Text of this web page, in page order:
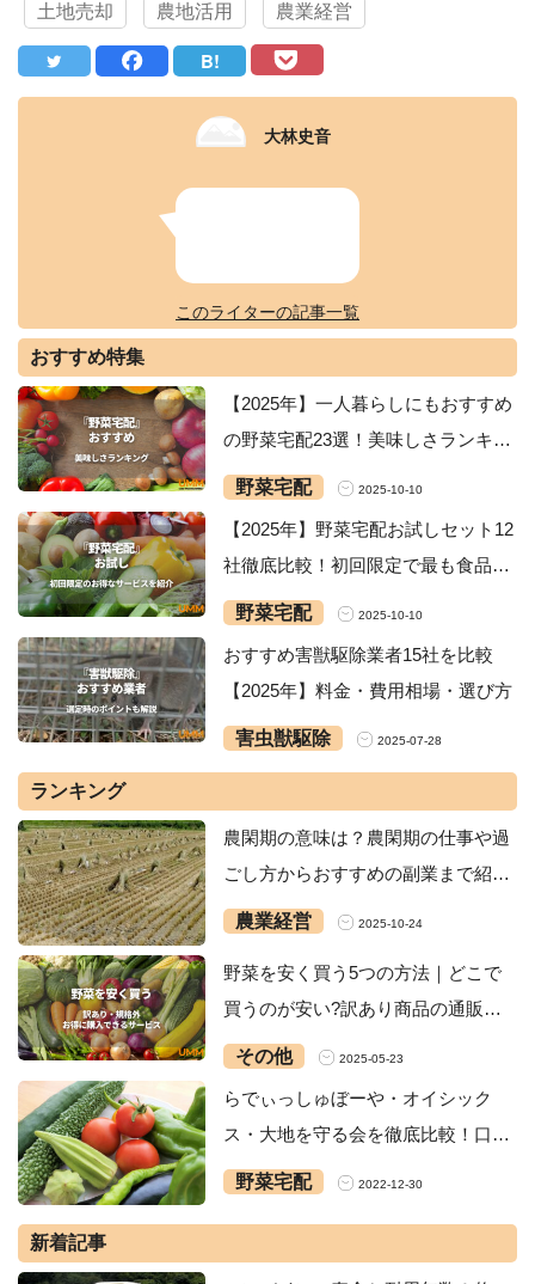
土地売却 農地活用 農業経営
B!
大林史音
このライターの記事一覧
おすすめ特集
【2025年】一人暮らしにもおすすめ
の野菜宅配23選！美味しさランキン
グ・安いサービスを紹介
野菜宅配 2025-10-10
【2025年】野菜宅配お試しセット12
社徹底比較！初回限定で最も食品が
お得なサービスは？
野菜宅配 2025-10-10
おすすめ害獣駆除業者15社を比較
【2025年】料金・費用相場・選び方
害虫獣駆除 2025-07-28
ランキング
農閑期の意味は？農閑期の仕事や過
ごし方からおすすめの副業まで紹
介！
農業経営 2025-10-24
野菜を安く買う5つの方法｜どこで
買うのが安い?訳あり商品の通販な
どお得なサービス8選
その他 2025-05-23
らでぃっしゅぼーや・オイシック
ス・大地を守る会を徹底比較！口コ
ミや価格・安全性の違い
野菜宅配 2022-12-30
新着記事